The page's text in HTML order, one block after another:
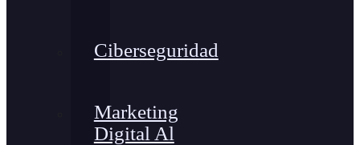
Ciberseguridad
Marketing
Digital Al